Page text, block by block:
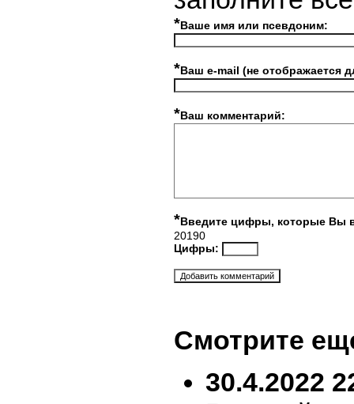
*Ваше имя или псевдоним:
*Ваш e-mail (не отображается
*Ваш комментарий:
*Введите цифры, которые Вы
20190
Цифры:
Смотрите
30.4.2022